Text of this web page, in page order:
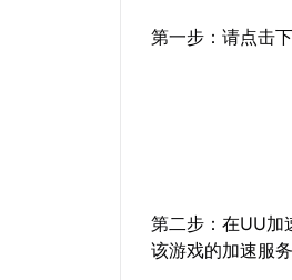
第一步：请点击
第二步：在UU加
该游戏的加速服